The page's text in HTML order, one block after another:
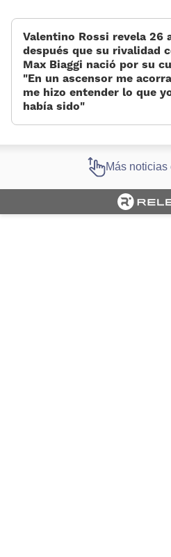
Valentino Rossi revela 26
después que su rivalidad
Max Biaggi nació por su
«En un ascensor me
me hizo entender lo que
había sido»
Más noticias